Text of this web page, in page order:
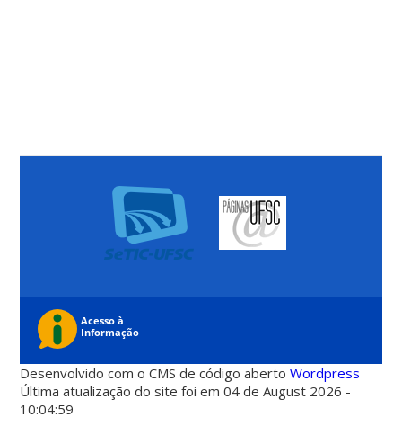
Desenvolvido com o CMS de código abertoWordpress
Última atualização do site foi em 04 de August 2026 -
10:04:59